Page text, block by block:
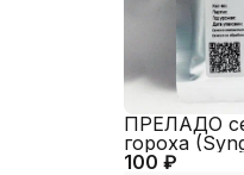
100 ₽
ПРЕЛАДО
гороха
Alexagro)